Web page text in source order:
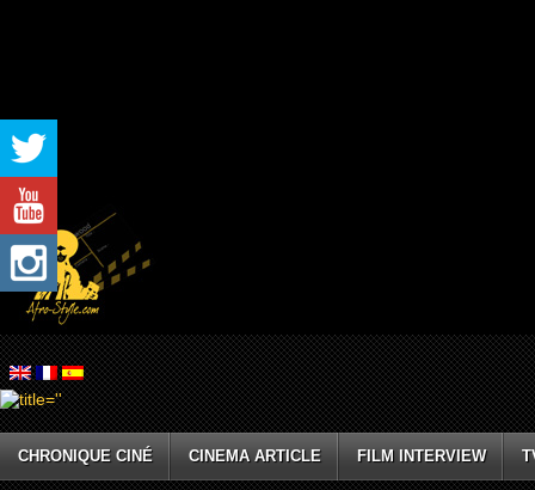
CHRONIQUE CINÉ CINEMA ARTICLE FILM INTERVIEW